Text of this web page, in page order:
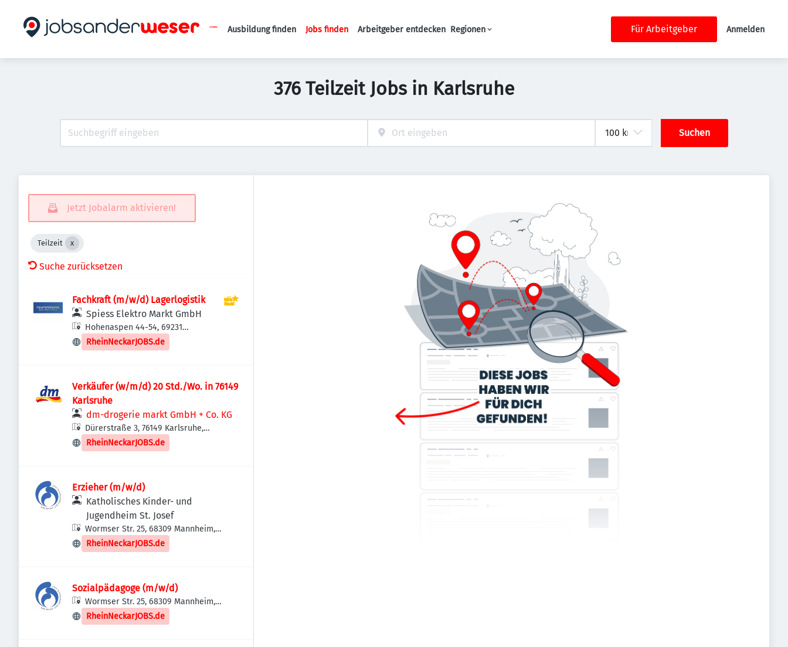
Haupt-Navigation
Ausbildung finden Jobs finden Arbeitgeber entdecken Regionen Für Arbeitgeber Anmelden
376 Teilzeit Jobs in Karlsruhe
Suchen
Jetzt Jobalarm aktivieren!
Teilzeit
Suche zurücksetzen
Fachkraft (m/w/d) Lagerlogistik
Spiess Elektro Markt GmbH
Hohenaspen 44-54, 69231
Rauenberg, Deutschland
RheinNeckarJOBS.de
Verkäufer (w/m/d) 20 Std./Wo. in 76149
Karlsruhe
dm-drogerie markt GmbH + Co. KG
Dürerstraße 3, 76149 Karlsruhe,
Deutschland
RheinNeckarJOBS.de
Erzieher (m/w/d)
Katholisches Kinder- und
Jugendheim St. Josef
Wormser Str. 25, 68309 Mannheim,
Deutschland
RheinNeckarJOBS.de
Sozialpädagoge (m/w/d)
Wormser Str. 25, 68309 Mannheim,
Deutschland
RheinNeckarJOBS.de